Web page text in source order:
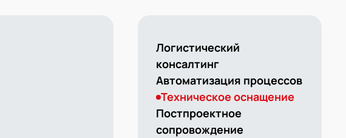
Логистический
консалтинг
Автоматизация процессов
Техническое оснащение
Постпроектное
сопровождение